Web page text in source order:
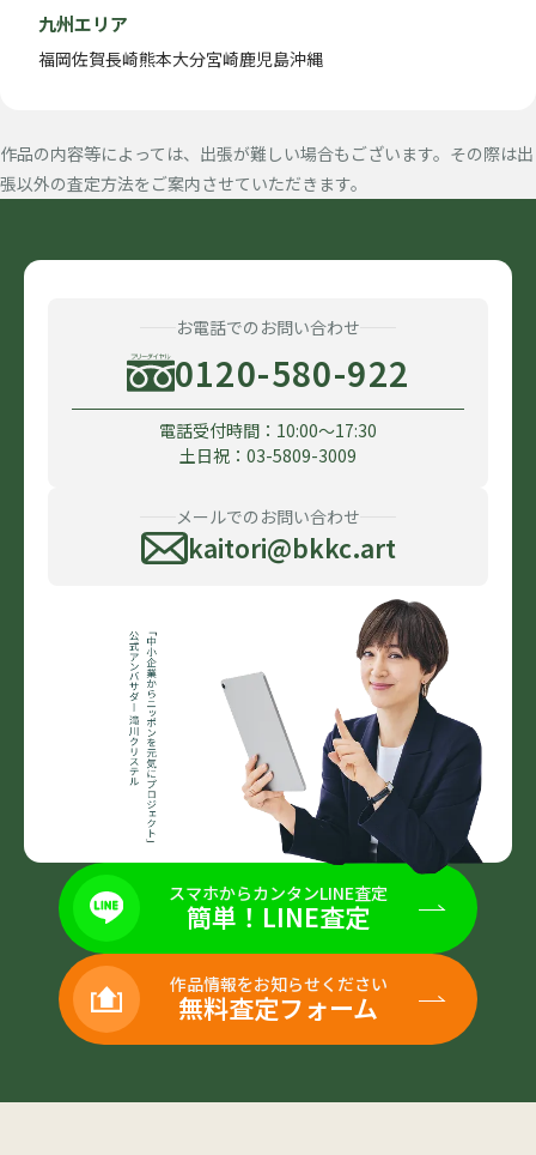
九州エリア
福岡佐賀長崎熊本大分宮崎鹿児島沖縄
作品の内容等によっては、出張が難しい場合もございます。その際は出
張以外の査定方法をご案内させていただきます。
お電話でのお問い合わせ
0120-580-922
電話受付時間：10:00〜17:30
土日祝：03-5809-3009
メールでのお問い合わせ
kaitori@bkkc.art
スマホからカンタンLINE査定
簡単！LINE査定
作品情報をお知らせください
無料査定フォーム